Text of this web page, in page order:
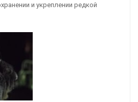
и укреплении редкой